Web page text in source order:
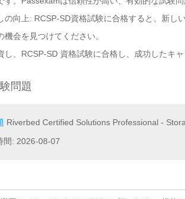
の向上: RCSP-SD資格試験に合格すると、新
機会を見つけてください。
し、RCSP-SD 資格試験に合格し、成功したキ
問題
Riverbed Certified Solutions Professional -
: 2026-08-07